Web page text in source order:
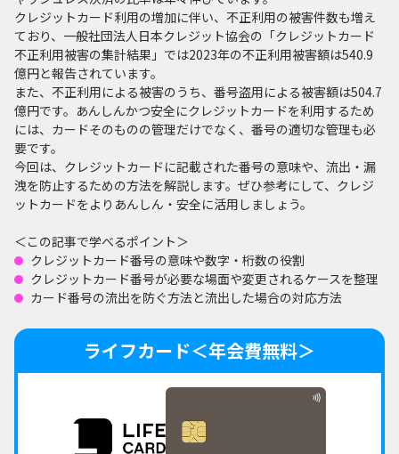
クレジットカード利用の増加に伴い、不正利用の被害件数も増え
ており、一般社団法人日本クレジット協会の「クレジットカード
不正利用被害の集計結果」では2023年の不正利用被害額は540.9
億円と報告されています。
また、不正利用による被害のうち、番号盗用による被害額は504.7
億円です。あんしんかつ安全にクレジットカードを利用するため
には、カードそのものの管理だけでなく、番号の適切な管理も必
要です。
今回は、クレジットカードに記載された番号の意味や、流出・漏
洩を防止するための方法を解説します。ぜひ参考にして、クレジ
ットカードをよりあんしん・安全に活用しましょう。
＜この記事で学べるポイント＞
クレジットカード番号の意味や数字・桁数の役割
クレジットカード番号が必要な場面や変更されるケースを整理
カード番号の流出を防ぐ方法と流出した場合の対応方法
ライフカード＜年会費無料＞